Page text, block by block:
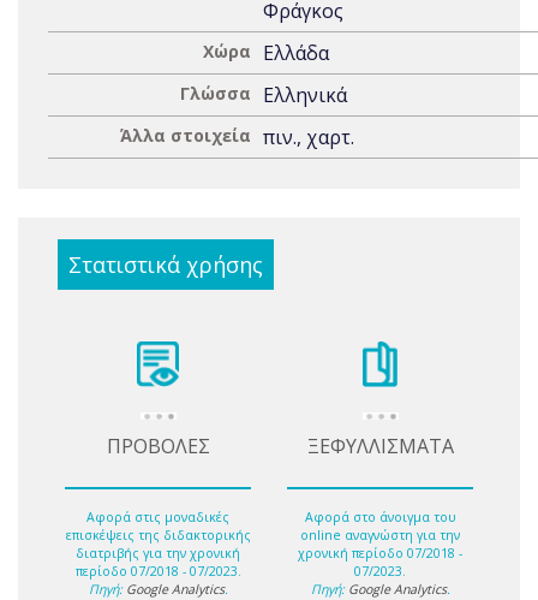
Φράγκος
Χώρα Ελλάδα
Γλώσσα Ελληνικά
Άλλα στοιχεία πιν., χαρτ.
Στατιστικά χρήσης
ΠΡΟΒΟΛΕΣ
Αφορά στις μοναδικές
επισκέψεις της διδακτορικής
διατριβής για την χρονική
περίοδο 07/2018 - 07/2023.
Πηγή: Google Analytics.
ΞΕΦΥΛΛΙΣΜΑΤΑ
Αφορά στο άνοιγμα του
online αναγνώστη για την
χρονική περίοδο 07/2018 -
07/2023.
Πηγή: Google Analytics.